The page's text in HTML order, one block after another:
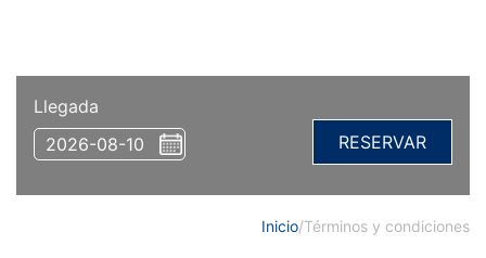
Llegada
Inicio/Términos y condiciones